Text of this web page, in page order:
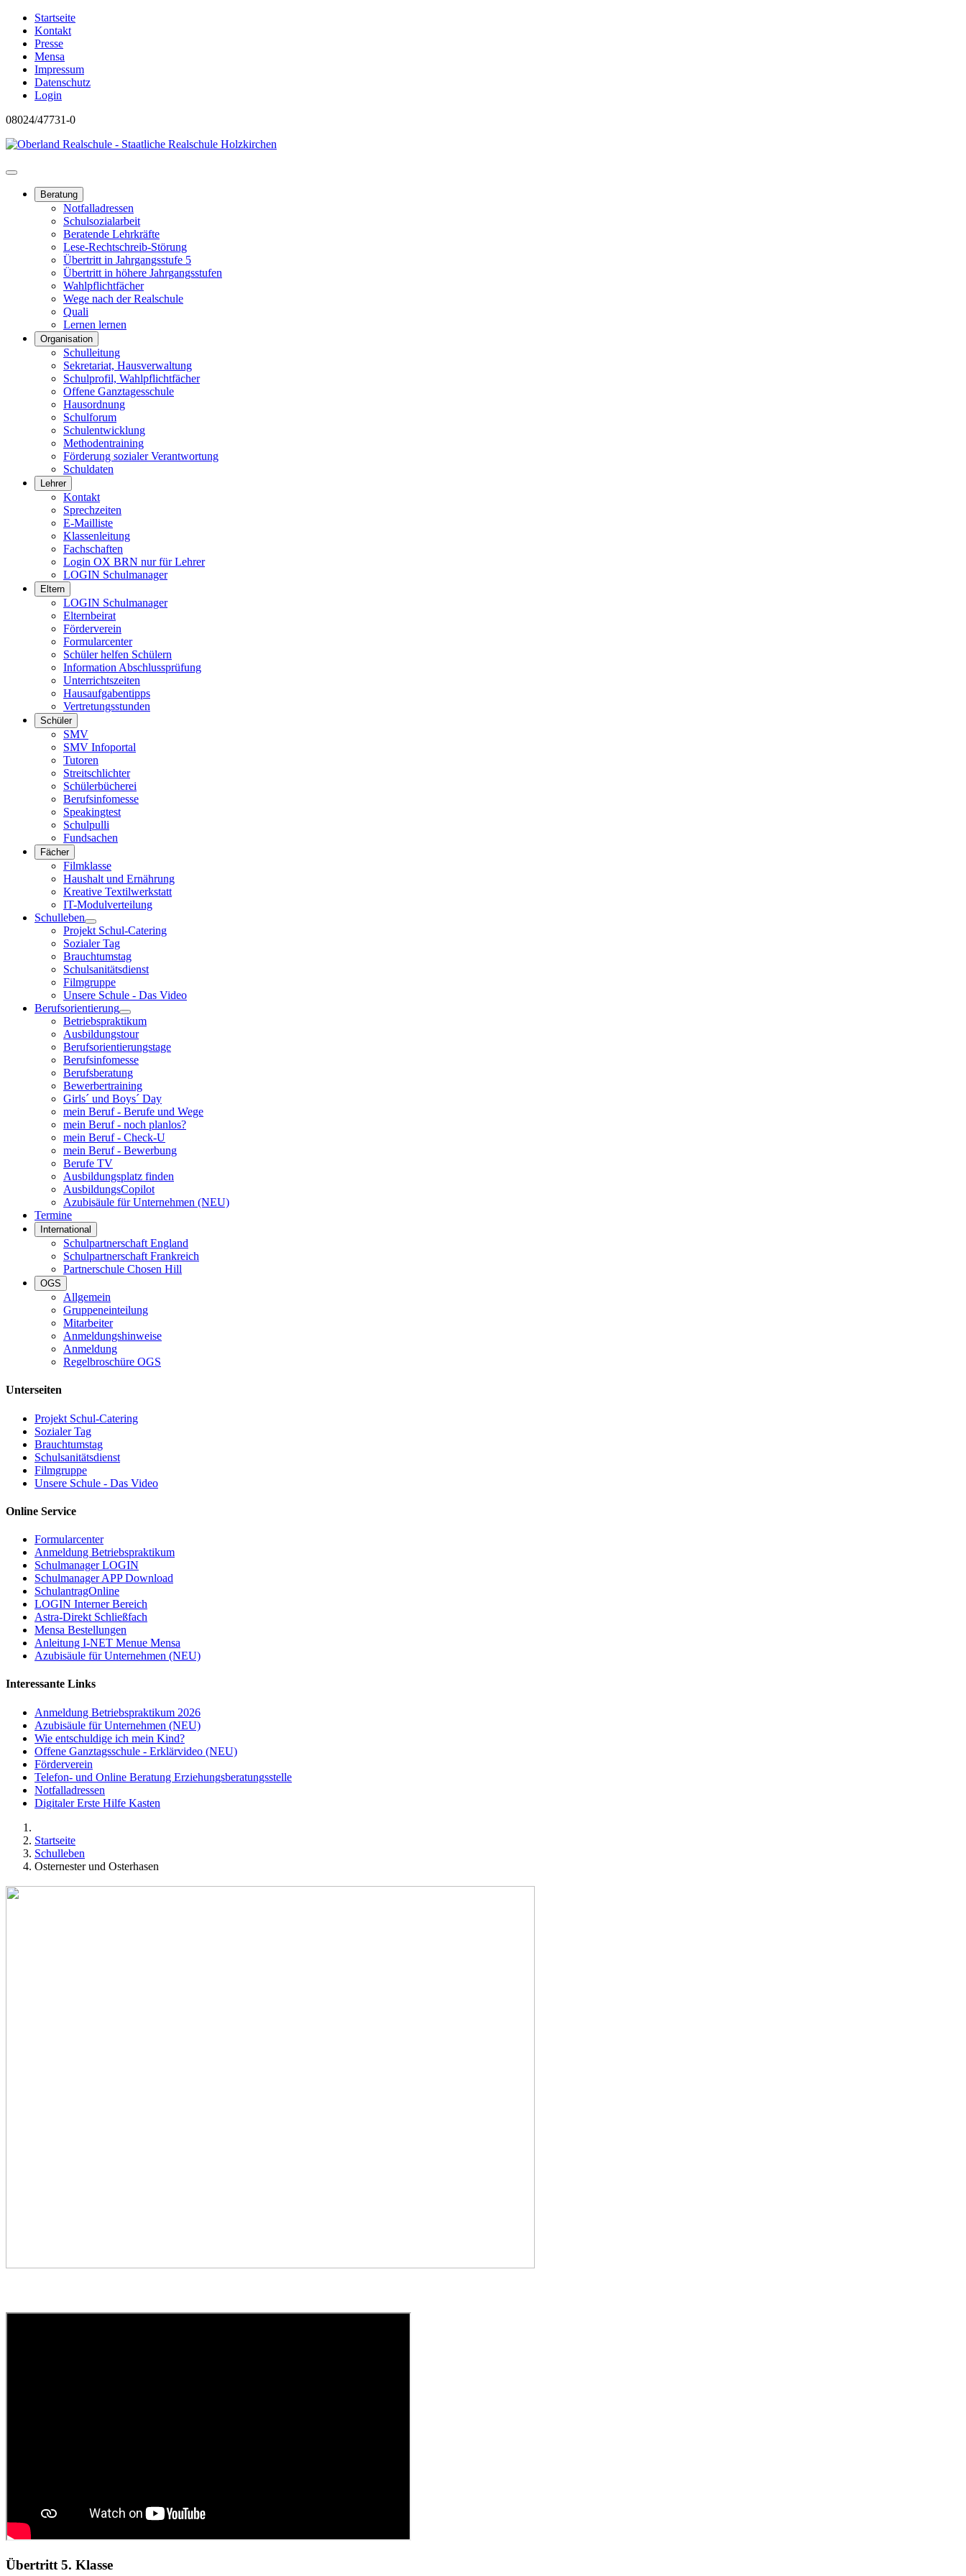
Startseite
Kontakt
Presse
Mensa
Impressum
Datenschutz
Login
08024/47731-0
Beratung
Notfalladressen
Schulsozialarbeit
Beratende Lehrkräfte
Lese-Rechtschreib-Störung
Übertritt in Jahrgangsstufe 5
Übertritt in höhere Jahrgangsstufen
Wahlpflichtfächer
Wege nach der Realschule
Quali
Lernen lernen
Organisation
Schulleitung
Sekretariat, Hausverwaltung
Schulprofil, Wahlpflichtfächer
Offene Ganztagesschule
Hausordnung
Schulforum
Schulentwicklung
Methodentraining
Förderung sozialer Verantwortung
Schuldaten
Lehrer
Kontakt
Sprechzeiten
E-Mailliste
Klassenleitung
Fachschaften
Login OX BRN nur für Lehrer
LOGIN Schulmanager
Eltern
LOGIN Schulmanager
Elternbeirat
Förderverein
Formularcenter
Schüler helfen Schülern
Information Abschlussprüfung
Unterrichtszeiten
Hausaufgabentipps
Vertretungsstunden
Schüler
SMV
SMV Infoportal
Tutoren
Streitschlichter
Schülerbücherei
Berufsinfomesse
Speakingtest
Schulpulli
Fundsachen
Fächer
Filmklasse
Haushalt und Ernährung
Kreative Textilwerkstatt
IT-Modulverteilung
Schulleben
Projekt Schul-Catering
Sozialer Tag
Brauchtumstag
Schulsanitätsdienst
Filmgruppe
Unsere Schule - Das Video
Berufsorientierung
Betriebspraktikum
Ausbildungstour
Berufsorientierungstage
Berufsinfomesse
Berufsberatung
Bewerbertraining
Girls´ und Boys´ Day
mein Beruf - Berufe und Wege
mein Beruf - noch planlos?
mein Beruf - Check-U
mein Beruf - Bewerbung
Berufe TV
Ausbildungsplatz finden
AusbildungsCopilot
Azubisäule für Unternehmen (NEU)
Termine
International
Schulpartnerschaft England
Schulpartnerschaft Frankreich
Partnerschule Chosen Hill
OGS
Allgemein
Gruppeneinteilung
Mitarbeiter
Anmeldungshinweise
Anmeldung
Regelbroschüre OGS
Unterseiten
Projekt Schul-Catering
Sozialer Tag
Brauchtumstag
Schulsanitätsdienst
Filmgruppe
Unsere Schule - Das Video
Online Service
Formularcenter
Anmeldung Betriebspraktikum
Schulmanager LOGIN
Schulmanager APP Download
SchulantragOnline
LOGIN Interner Bereich
Astra-Direkt Schließfach
Mensa Bestellungen
Anleitung I-NET Menue Mensa
Azubisäule für Unternehmen (NEU)
Interessante Links
Anmeldung Betriebspraktikum 2026
Azubisäule für Unternehmen (NEU)
Wie entschuldige ich mein Kind?
Offene Ganztagsschule - Erklärvideo (NEU)
Förderverein
Telefon- und Online Beratung Erziehungsberatungsstelle
Notfalladressen
Digitaler Erste Hilfe Kasten
Startseite
Schulleben
Osternester und Osterhasen
Übertritt 5. Klasse